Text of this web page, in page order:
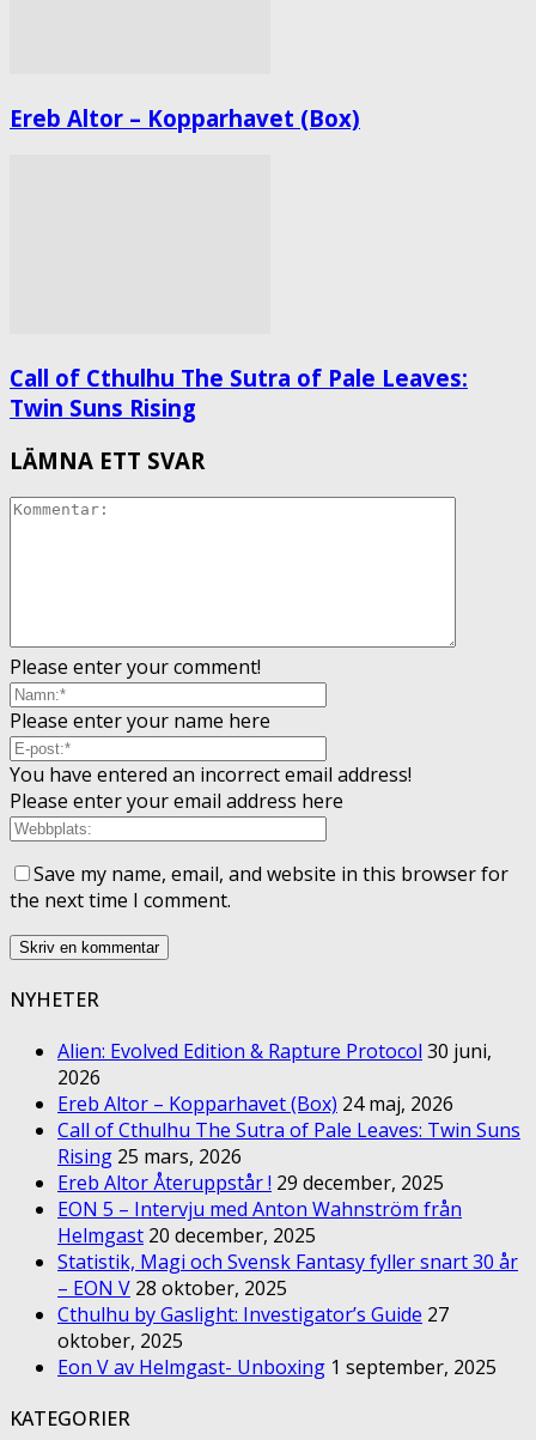
Ereb Altor – Kopparhavet (Box)
Call of Cthulhu The Sutra of Pale Leaves:
Twin Suns Rising
LÄMNA ETT SVAR
Please enter your comment!
Please enter your name here
You have entered an incorrect email address!
Please enter your email address here
Save my name, email, and website in this browser for
the next time I comment.
NYHETER
Alien: Evolved Edition & Rapture Protocol 30 juni,
2026
Ereb Altor – Kopparhavet (Box) 24 maj, 2026
Call of Cthulhu The Sutra of Pale Leaves: Twin Suns
Rising 25 mars, 2026
Ereb Altor Återuppstår ! 29 december, 2025
EON 5 – Intervju med Anton Wahnström från
Helmgast 20 december, 2025
Statistik, Magi och Svensk Fantasy fyller snart 30 år
– EON V 28 oktober, 2025
Cthulhu by Gaslight: Investigator’s Guide 27
oktober, 2025
Eon V av Helmgast- Unboxing 1 september, 2025
KATEGORIER